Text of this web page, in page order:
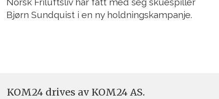
Bjørn Sundquist i en ny holdningskampanje.
KOM24 drives av KOM24 AS.